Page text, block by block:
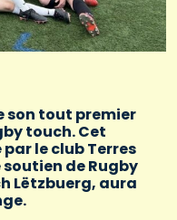
son tout premier
touch. Cet
le club Terres
soutien de Rugby
Lëtzbuerg, aura